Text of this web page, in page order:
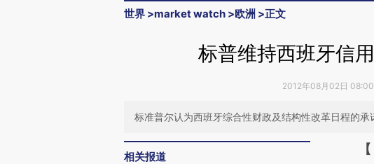
世界 >market watch >欧洲 >正文
标普维持西班牙信
2012年08月02日
标准普尔认为西班牙综合性财政及结构性改革日程的
相关报道
请务